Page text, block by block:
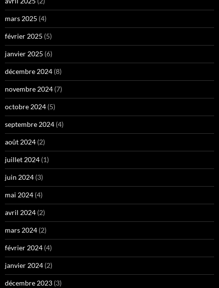
mars 2025 (4)
février 2025 (5)
janvier 2025 (6)
décembre 2024 (8)
novembre 2024 (7)
octobre 2024 (5)
septembre 2024 (4)
août 2024 (2)
juillet 2024 (1)
juin 2024 (3)
mai 2024 (4)
avril 2024 (2)
mars 2024 (2)
février 2024 (4)
janvier 2024 (2)
décembre 2023 (3)